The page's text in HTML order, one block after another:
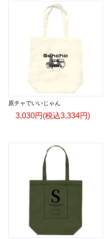
原チャでいいじゃん
3,030円(税込3,334円)